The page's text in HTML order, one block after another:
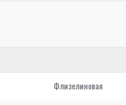
Флизелиновая